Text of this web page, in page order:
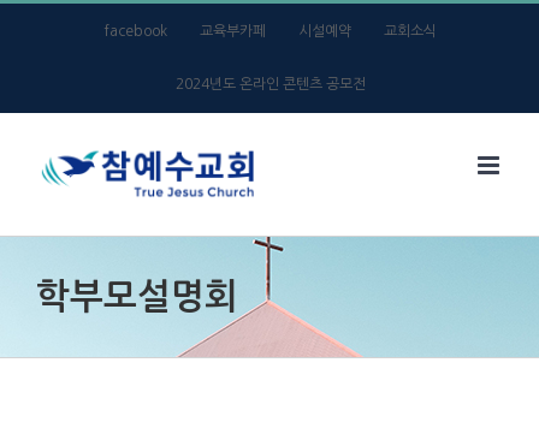
facebook 교육부카페 시설예약 교회소식
2024년도 온라인 콘텐츠 공모전
학부모설명회